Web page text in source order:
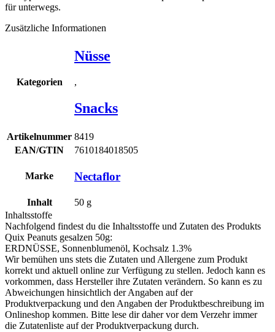
für unterwegs.
Zusätzliche Informationen
Kategorien
Nüsse
,
Snacks
Artikelnummer 8419
EAN/GTIN
7610184018505
Marke Nectaflor
Inhalt 50 g
Inhaltsstoffe
Nachfolgend findest du die Inhaltsstoffe und Zutaten des Produkts
Quix Peanuts gesalzen 50g:
ERDNÜSSE, Sonnenblumenöl, Kochsalz 1.3%
Wir bemühen uns stets die Zutaten und Allergene zum Produkt
korrekt und aktuell online zur Verfügung zu stellen. Jedoch kann es
vorkommen, dass Hersteller ihre Zutaten verändern. So kann es zu
Abweichungen hinsichtlich der Angaben auf der
Produktverpackung und den Angaben der Produktbeschreibung im
Onlineshop kommen. Bitte lese dir daher vor dem Verzehr immer
die Zutatenliste auf der Produktverpackung durch.